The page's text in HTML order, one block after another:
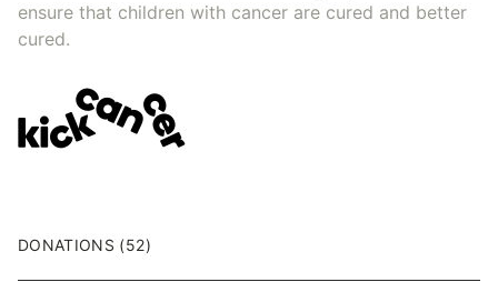
ensure that children with cancer are cured and better
cured.
DONATIONS (52)